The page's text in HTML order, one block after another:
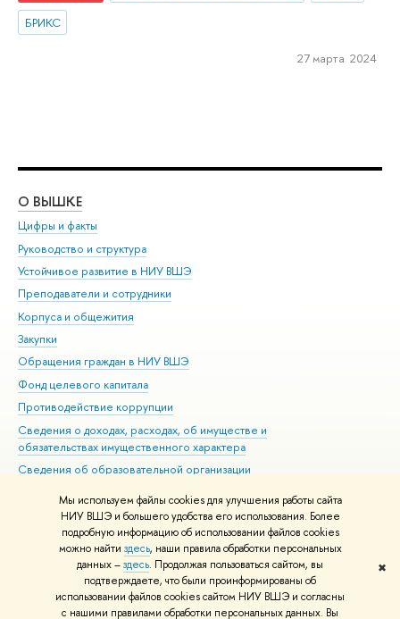
Мы используем файлы cookies для улучшения работы сайта
НИУ ВШЭ и большего удобства его использования. Более
подробную информацию об использовании файлов cookies
можно найти здесь, наши правила обработки персональных
данных –здесь. Продолжая пользоваться сайтом, вы
подтверждаете, что были проинформированы об
использовании файлов cookies сайтом НИУ ВШЭ и согласны
с нашими правилами обработки персональных данных. Вы
✖
БРИКС
27 марта 2024
О ВЫШКЕ
Цифры и факты
Руководство и структура
Устойчивое развитие в НИУ ВШЭ
Преподаватели и сотрудники
Корпуса и общежития
Закупки
Обращения граждан в НИУ ВШЭ
Фонд целевого капитала
Противодействие коррупции
Сведения о доходах, расходах, об имуществе и
обязательствах имущественного характера
Сведения об образовательной организации
Людям с ограниченными возможностями здоровья
Единая платежная страница
Работа в Вышке
© НИУ ВШЭ 1993–2026 Адреса и контакты Условия использования
материалов Политика конфиденциальности Карта сайта